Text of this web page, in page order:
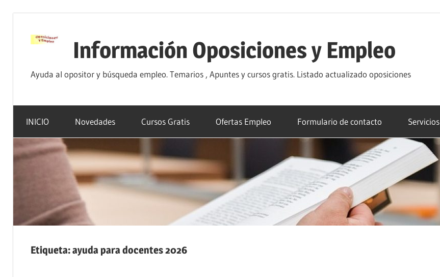
Información Oposiciones y Empleo
Ayuda al opositor y búsqueda empleo. Temarios , Apuntes y cursos gratis. Listado actualizado oposiciones
INICIO Novedades Cursos Gratis Ofertas Empleo Formulario de contacto Servicios
Etiqueta:ayuda para docentes 2026